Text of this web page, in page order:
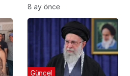
Görüşecek
8 ay önce
Güncel